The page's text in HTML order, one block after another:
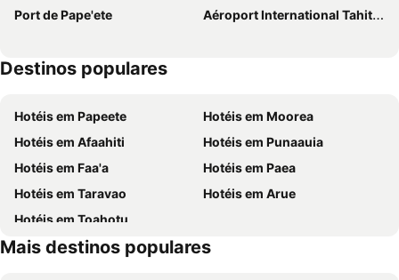
Port de Pape'ete
Aéroport International Tahiti Faa'a
Destinos populares
Hotéis em Papeete
Hotéis em Moorea
Hotéis em Afaahiti
Hotéis em Punaauia
Hotéis em Faa'a
Hotéis em Paea
Hotéis em Taravao
Hotéis em Arue
Hotéis em Toahotu
Mais destinos populares